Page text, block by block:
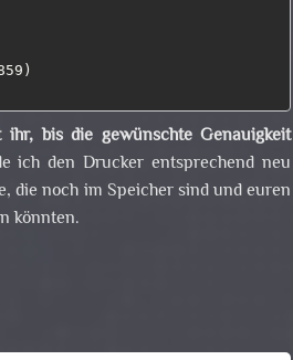
bis die gewünschte Genauigkeit
den Drucker entsprechend neu
die noch im Speicher sind und euren
könnten.